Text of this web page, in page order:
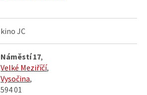
kino JC
Náměstí 17,
Velké Meziříčí,
Vysočina,
594 01